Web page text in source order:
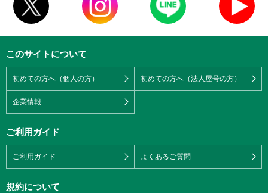
このサイトについて
初めての方へ（個人の方） 初めての方へ（法人屋号の方）
企業情報
ご利用ガイド
ご利用ガイド よくあるご質問
規約について